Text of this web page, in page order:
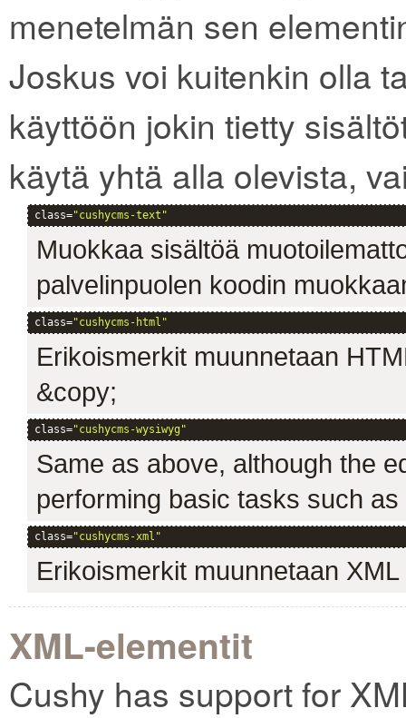
menetelmän sen
Joskus voi kuitenkin olla
käyttöön jokin tietty
käytä yhtä alla olevista,
class="cushycms-text"
Muokkaa sisältöä
palvelinpuolen koodin
class="cushycms-html"
Erikoismerkit muunnetaan
&copy;
class="cushycms-wysiwyg"
Same as above, although the
performing basic tasks such
class="cushycms-xml"
Erikoismerkit muunnetaan
XML-elementit
Cushy has support for